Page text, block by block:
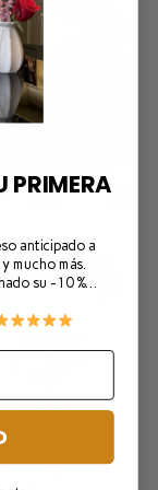
PRIMERA
anticipado a
mucho más.
su -10 %…